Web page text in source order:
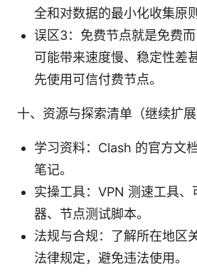
全和对数据的最小化收集原则
误区3：免费节点就是免费
可能带来速度慢、稳定性差
先使用可信付费节点。
十、资源与探索清单（继续扩展
学习资料：Clash 的官方文
笔记。
实操工具：VPN 测速工具、
器、节点测试脚本。
法规与合规：了解所在地区
法律规定，避免违法使用。